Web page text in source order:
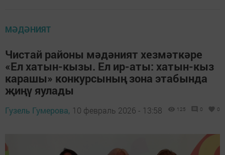
МӘДӘНИЯТ
Чистай районы мәдәният хезмәткәре
«Ел хатын-кызы. Ел ир-аты: хатын-кыз
карашы» конкурсының зона этабында
җиңү яулады
Гузель Гумерова, 10 февраль 2026 - 13:58 125 0 0